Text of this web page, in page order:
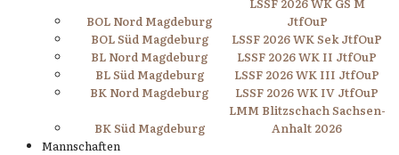
BOL Nord Magdeburg
JtfOuP
BOL Süd Magdeburg
LSSF 2026 WK Sek JtfOuP
BL Nord Magdeburg
LSSF 2026 WK II JtfOuP
BL Süd Magdeburg
LSSF 2026 WK III JtfOuP
BK Nord Magdeburg
LSSF 2026 WK IV JtfOuP
BK Süd Magdeburg
LMM Blitzschach Sachsen-
Anhalt 2026
Mannschaften